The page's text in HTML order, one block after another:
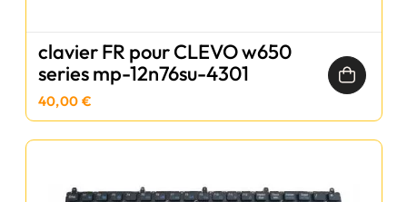
clavier FR pour CLEVO w650
series mp-12n76su-4301
40,00 €